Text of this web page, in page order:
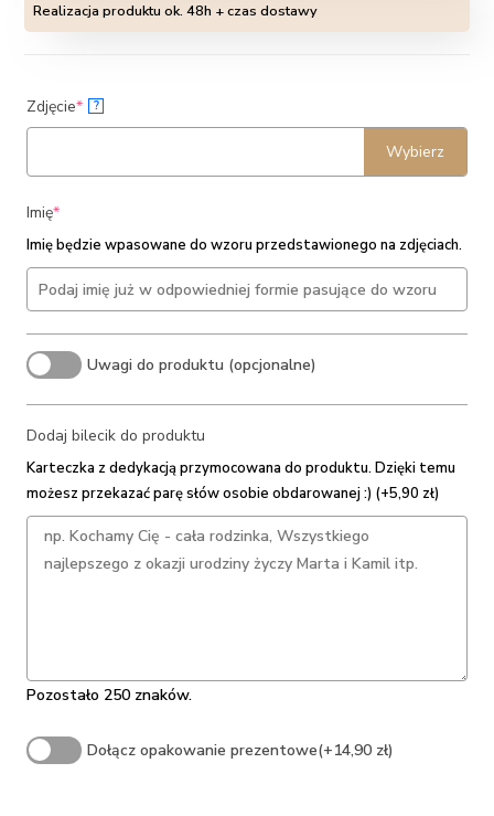
Realizacja produktu ok. 48h + czas dostawy
Zdjęcie*(required)
?
Wybierz
Imię*(required)
Imię będzie wpasowane do wzoru przedstawionego na zdjęciach.
Uwagi do produktu (opcjonalne)
Dodaj bilecik do produktu
Karteczka z dedykacją przymocowana do produktu. Dzięki temu
możesz przekazać parę słów osobie obdarowanej :) (+5,90 zł)
Pozostało 250 znaków.
Dołącz opakowanie prezentowe(+14,90 zł)